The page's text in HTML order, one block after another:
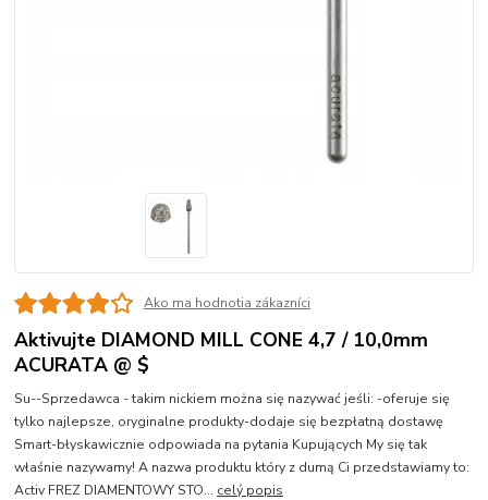
Ako ma hodnotia zákazníci
Aktivujte DIAMOND MILL CONE 4,7 / 10,0mm
ACURATA @ $
Su--Sprzedawca - takim nickiem można się nazywać jeśli: -oferuje się
tylko najlepsze, oryginalne produkty-dodaje się bezpłatną dostawę
Smart-błyskawicznie odpowiada na pytania Kupujących My się tak
właśnie nazywamy! A nazwa produktu który z dumą Ci przedstawiamy to:
Activ FREZ DIAMENTOWY STO... celý popis